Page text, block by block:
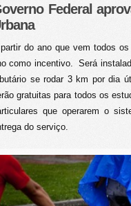
Federal
do ano que vem todos
como incentivo. Será
se rodar 3 km por dia
gratuitas para todos os
que operarem o
do serviço.